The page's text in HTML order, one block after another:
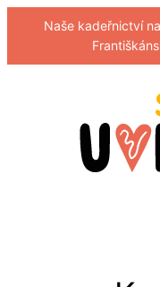
PřeskočitNaše kadeřnictví